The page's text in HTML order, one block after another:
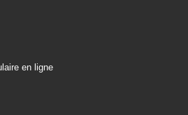
en ligne